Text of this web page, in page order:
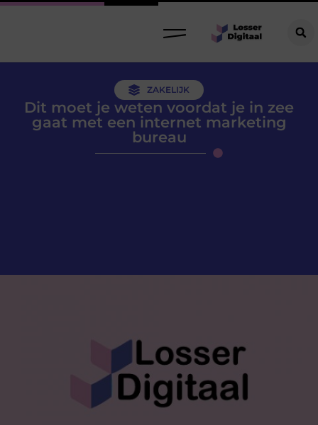
ZAKELIJK
Dit moet je weten voordat je in zee
gaat met een internet marketing
bureau